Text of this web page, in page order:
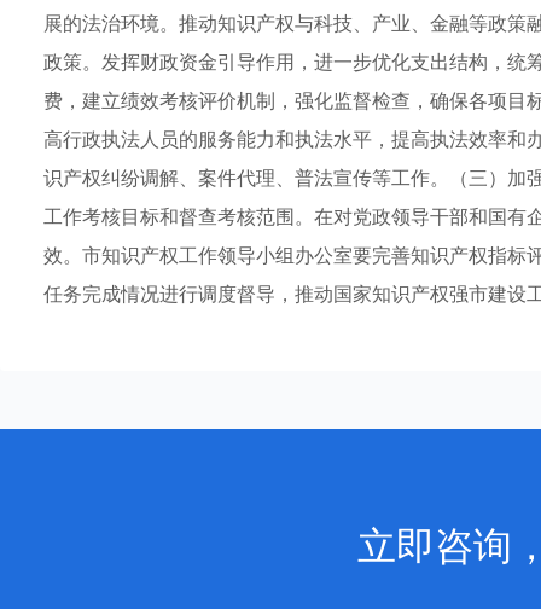
展的法治环境。推动知识产权与科技、产业、金融等政
政策。发挥财政资金引导作用，进一步优化支出结构，
费，建立绩效考核评价机制，强化监督检查，确保各项
高行政执法人员的服务能力和执法水平，提高执法效率
识产权纠纷调解、案件代理、普法宣传等工作。（三）
工作考核目标和督查考核范围。在对党政领导干部和国
效。市知识产权工作领导小组办公室要完善知识产权指
任务完成情况进行调度督导，推动国家知识产权强市建设
立即咨询